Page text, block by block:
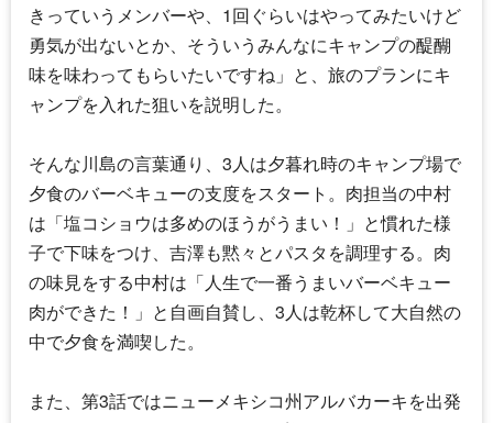
きっていうメンバーや、1回ぐらいはやってみたいけど
勇気が出ないとか、そういうみんなにキャンプの醍醐
味を味わってもらいたいですね」と、旅のプランにキ
ャンプを入れた狙いを説明した。
そんな川島の言葉通り、3人は夕暮れ時のキャンプ場で
夕食のバーベキューの支度をスタート。肉担当の中村
は「塩コショウは多めのほうがうまい！」と慣れた様
子で下味をつけ、吉澤も黙々とパスタを調理する。肉
の味見をする中村は「人生で一番うまいバーベキュー
肉ができた！」と自画自賛し、3人は乾杯して大自然の
中で夕食を満喫した。
また、第3話ではニューメキシコ州アルバカーキを出発